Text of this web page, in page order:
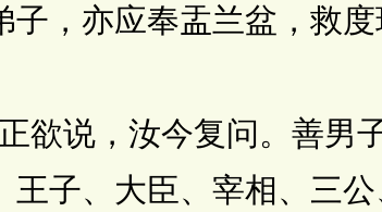
子，亦应奉盂兰盆，救
说，汝今复问。善男
王子、大臣、宰相、三